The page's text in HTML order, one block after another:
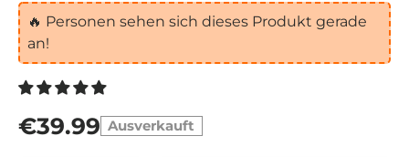
🔥 Personen sehen sich dieses Produkt gerade
an!
€39.99 Ausverkauft